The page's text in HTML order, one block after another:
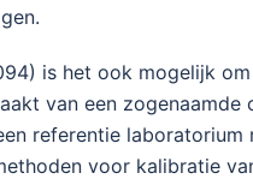
is het ook mogelijk
van een zogenaamde
referentie
voor kalibratie